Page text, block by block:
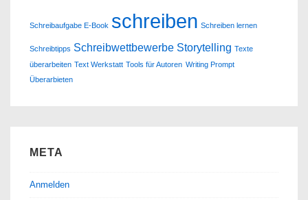
Schreibaufgabe E-Book schreiben Schreiben lernen
Schreibtipps Schreibwettbewerbe Storytelling Texte
überarbeiten Text Werkstatt Tools für Autoren Writing Prompt
Überarbieten
META
Anmelden